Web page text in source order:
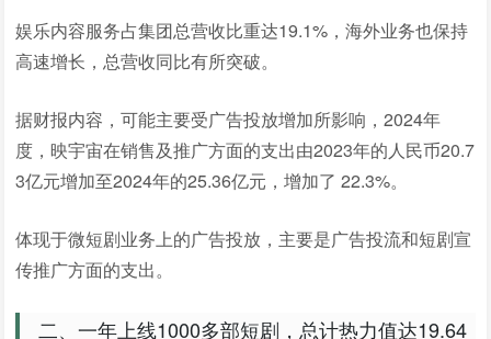
娱乐内容服务占集团总营收比重达19.1%，海外业务也保持
高速增长，总营收同比有所突破。
据财报内容，可能主要受广告投放增加所影响，2024年
度，映宇宙在销售及推广方面的支出由2023年的人民币20.7
3亿元增加至2024年的25.36亿元，增加了 22.3%。
体现于微短剧业务上的广告投放，主要是广告投流和短剧宣
传推广方面的支出。
二、一年上线1000多部短剧，总计热力值达19.64